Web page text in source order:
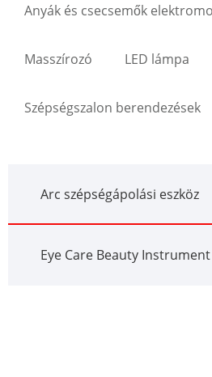
Anyák és csecsemők
Masszírozó LED lámpa
Szépségszalon berendezések
Arc szépségápolási eszköz
Eye Care Beauty Instrument